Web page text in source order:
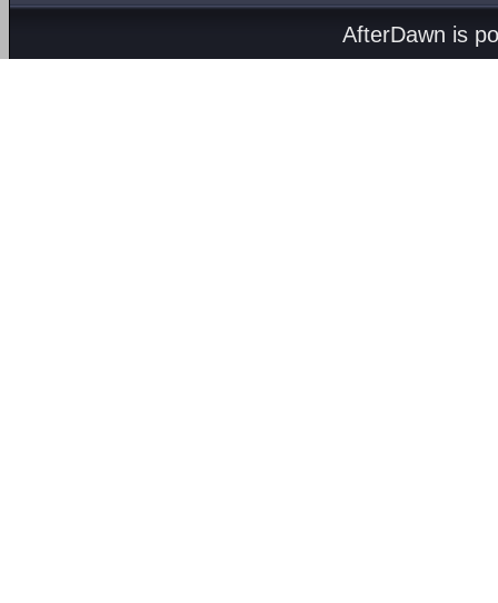
AfterDawn is